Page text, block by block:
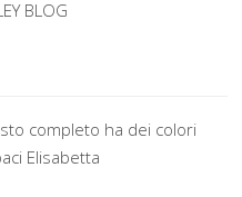
BLOG
completo ha dei colori
Elisabetta